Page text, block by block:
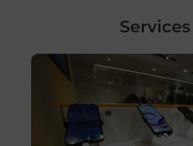
Services
En savoir plus